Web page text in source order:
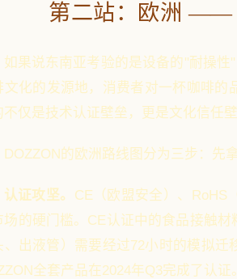
第二站：欧洲 ——
如果说东南亚考验的是设备的"耐操
文化的发源地，消费者对一杯咖啡
不仅是技术认证壁垒，更是文化信任壁
DOZZON的欧洲路线图分为三步：先
认证攻坚。 CE（欧盟安全）、RoHS
场的硬门槛。CE认证中的食品接触
、出液管）需要经过72小时的模拟迁
全套产品在2024年Q3完成了认证。